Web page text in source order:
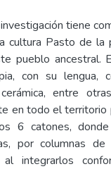
tiene
cultura Pasto de la
pueblo ancestral.
con su lengua,
entre
en todo el territorio
6 catones, donde
por columnas
al integrarlos